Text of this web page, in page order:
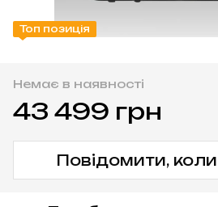
Топ позиція
Немає в наявності
43 499 грн
Повідомити,